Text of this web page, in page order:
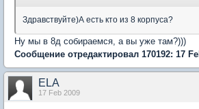
Здравствуйте)А есть кто из 8 корпуса?
Ну мы в 8д собираемся, а вы уже там?)))
Сообщение отредактировал 170192: 17
ELA
17 Feb 2009